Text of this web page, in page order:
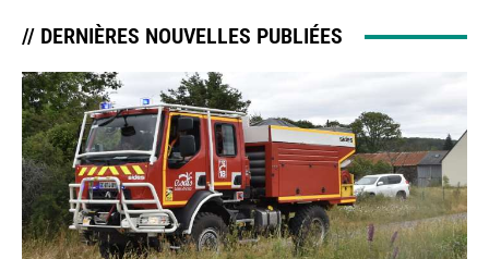
// DERNIÈRES NOUVELLES PUBLIÉES